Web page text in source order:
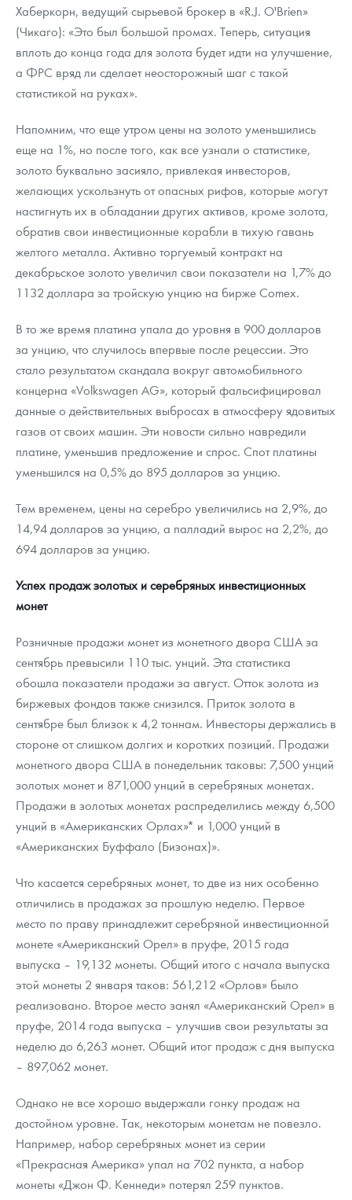
Хаберкорн, ведущий сырьевой брокер в «R.J. O'Brien»
(Чикаго): «Это был большой промах. Теперь, ситуация
вплоть до конца года для золота будет идти на улучшение,
а ФРС вряд ли сделает неосторожный шаг с такой
статистикой на руках».
Напомним, что еще утром цены на золото уменьшились
еще на 1%, но после того, как все узнали о статистике,
золото буквально засияло, привлекая инвесторов,
желающих ускользнуть от опасных рифов, которые могут
настигнуть их в обладании других активов, кроме золота,
обратив свои инвестиционные корабли в тихую гавань
желтого металла. Активно торгуемый контракт на
декабрьское золото увеличил свои показатели на 1,7% до
1132 доллара за тройскую унцию на бирже Comex.
В то же время платина упала до уровня в 900 долларов
за унцию, что случилось впервые после рецессии. Это
стало результатом скандала вокруг автомобильного
концерна «Volkswagen AG», который фальсифицировал
данные о действительных выбросах в атмосферу ядовитых
газов от своих машин. Эти новости сильно навредили
платине, уменьшив предложение и спрос. Спот платины
уменьшился на 0,5% до 895 долларов за унцию.
Тем временем, цены на серебро увеличились на 2,9%, до
14,94 долларов за унцию, а палладий вырос на 2,2%, до
694 долларов за унцию.
Успех продаж золотых и серебряных инвестиционных
монет
Розничные продажи монет из монетного двора США за
сентябрь превысили 110 тыс. унций. Эта статистика
обошла показатели продажи за август. Отток золота из
биржевых фондов также снизился. Приток золота в
сентябре был близок к 4,2 тоннам. Инвесторы держались в
стороне от слишком долгих и коротких позиций. Продажи
монетного двора США в понедельник таковы: 7,500 унций
золотых монет и 871,000 унций в серебряных монетах.
Продажи в золотых монетах распределились между 6,500
унций в «Американских Орлах»* и 1,000 унций в
«Американских Буффало (Бизонах)».
Что касается серебряных монет, то две из них особенно
отличились в продажах за прошлую неделю. Первое
место по праву принадлежит серебряной инвестиционной
монете «Американский Орел» в пруфе, 2015 года
выпуска – 19,132 монеты. Общий итого с начала выпуска
этой монеты 2 января таков: 561,212 «Орлов» было
реализовано. Второе место занял «Американский Орел» в
пруфе, 2014 года выпуска – улучшив свои результаты за
неделю до 6,263 монет. Общий итог продаж с дня выпуска
– 897,062 монет.
Однако не все хорошо выдержали гонку продаж на
достойном уровне. Так, некоторым монетам не повезло.
Например, набор серебряных монет из серии
«Прекрасная Америка» упал на 702 пункта, а набор
монеты «Джон Ф. Кеннеди» потерял 259 пунктов.